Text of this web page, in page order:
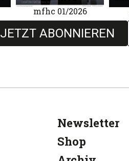
mfhc 01/2026
JETZT ABONNIEREN
Newsletter
Shop